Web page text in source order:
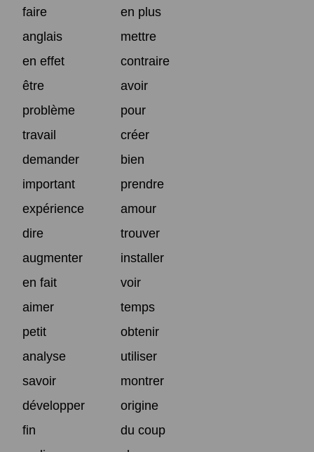
faire
en plus
anglais
mettre
en effet
contraire
être
avoir
problème
pour
travail
créer
demander
bien
important
prendre
expérience
amour
dire
trouver
augmenter
installer
en fait
voir
aimer
temps
petit
obtenir
analyse
utiliser
savoir
montrer
développer
origine
fin
du coup